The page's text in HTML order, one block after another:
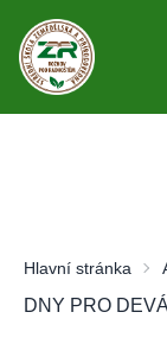
Hlavní stránka
DNY PRO